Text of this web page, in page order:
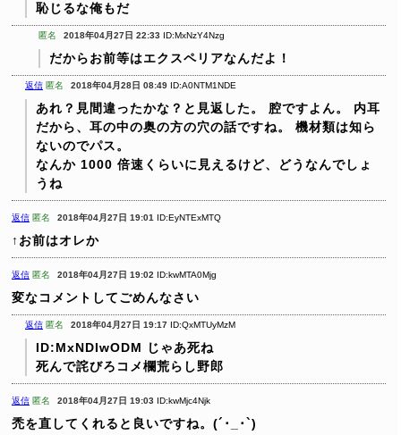
恥じるな俺もだ
匿名 2018年04月27日 22:33 ID:MxNzY4Nzg
だからお前等はエクスペリアなんだよ！
返信 匿名 2018年04月28日 08:49 ID:A0NTM1NDE
あれ？見間違ったかな？と見返した。 腔ですよん。
内耳
だから、耳の中の奥の方の穴の話ですね。
機材類は知ら
ないのでパス。
なんか 1000 倍速くらいに見えるけど、どうなんでしょ
うね
返信 匿名 2018年04月27日 19:01 ID:EyNTExMTQ
↑お前はオレか
返信 匿名 2018年04月27日 19:02 ID:kwMTA0Mjg
変なコメントしてごめんなさい
返信 匿名 2018年04月27日 19:17 ID:QxMTUyMzM
ID:MxNDIwODM
じゃあ死ね
死んで詫びろコメ欄荒らし野郎
返信 匿名 2018年04月27日 19:03 ID:kwMjc4Njk
禿を直してくれると良いですね。(´･_･`)